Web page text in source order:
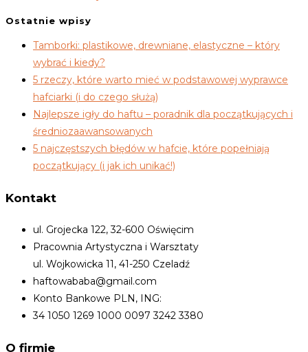
Ostatnie wpisy
Tamborki: plastikowe, drewniane, elastyczne – który
wybrać i kiedy?
5 rzeczy, które warto mieć w podstawowej wyprawce
hafciarki (i do czego służą)
Najlepsze igły do haftu – poradnik dla początkujących i
średniozaawansowanych
5 najczęstszych błędów w hafcie, które popełniają
początkujący (i jak ich unikać!)
Kontakt
ul. Grojecka 122, 32-600 Oświęcim
Pracownia Artystyczna i Warsztaty
ul. Wojkowicka 11, 41-250 Czeladź
haftowababa@gmail.com
Konto Bankowe PLN, ING:
34 1050 1269 1000 0097 3242 3380
O firmie